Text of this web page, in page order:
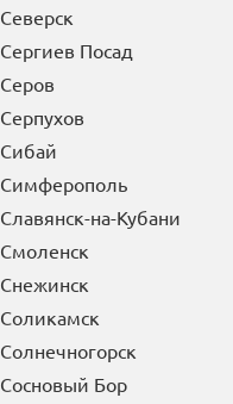
Северск
Сергиев Посад
Серов
Серпухов
Сибай
Симферополь
Славянск-на-Кубани
Смоленск
Снежинск
Соликамск
Солнечногорск
Сосновый Бор